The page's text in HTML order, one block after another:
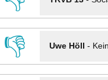
👎
Uwe Höll -